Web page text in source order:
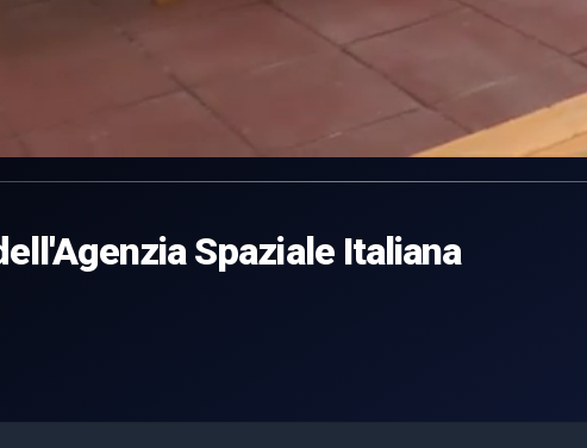
Spaziale Italiana